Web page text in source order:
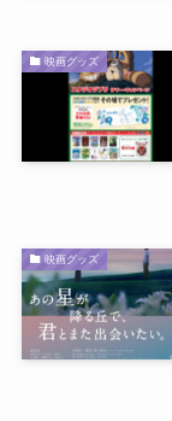
映画グッズ
映画グッズ